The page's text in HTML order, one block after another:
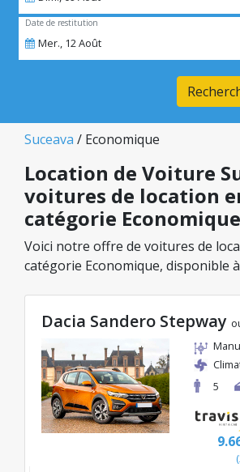
Date de restitution
Mer., 12Août
Suceava / Economique
Location de Voiture
voitures de location
catégorie Economique
Voici notre offre de voitures de
catégorie Economique, disponible
sélectionnée, avec des tarifs
débutant à seulement 21€/jour.
Dacia Sandero Stepway
5